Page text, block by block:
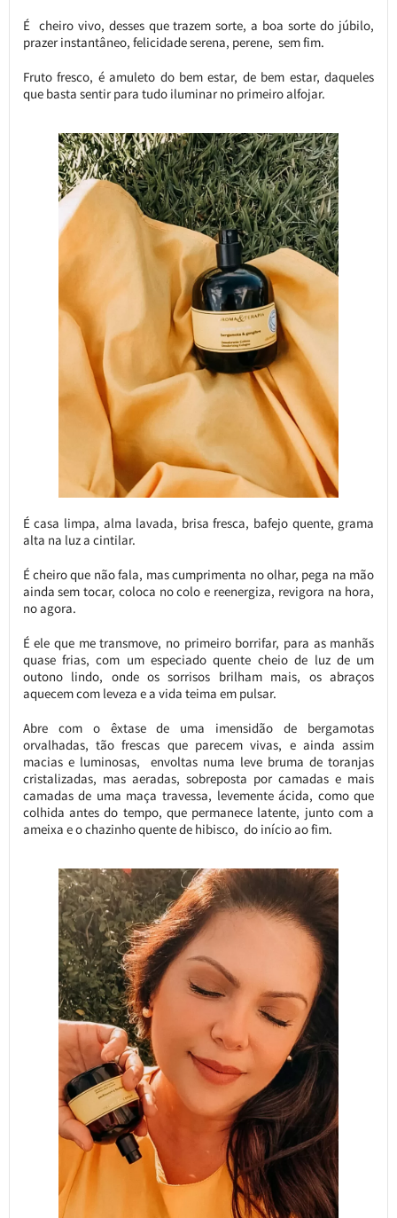
É cheiro vivo, desses que trazem sorte, a boa sorte do júbilo,
prazer instantâneo, felicidade serena, perene, sem fim.
Fruto fresco, é amuleto do bem estar, de bem estar, daqueles
que basta sentir para tudo iluminar no primeiro alfojar.
É casa limpa, alma lavada, brisa fresca, bafejo quente, grama
alta na luz a cintilar.
É cheiro que não fala, mas cumprimenta no olhar, pega na mão
ainda sem tocar, coloca no colo e reenergiza, revigora na hora,
no agora.
É ele que me transmove, no primeiro borrifar, para as manhãs
quase frias, com um especiado quente cheio de luz de um
outono lindo, onde os sorrisos brilham mais, os abraços
aquecem com leveza e a vida teima em pulsar.
Abre com o êxtase de uma imensidão de bergamotas
orvalhadas, tão frescas que parecem vivas, e ainda assim
macias e luminosas, envoltas numa leve bruma de toranjas
cristalizadas, mas aeradas, sobreposta por camadas e mais
camadas de uma maça travessa, levemente ácida, como que
colhida antes do tempo, que permanece latente, junto com a
ameixa e o chazinho quente de hibisco, do início ao fim.